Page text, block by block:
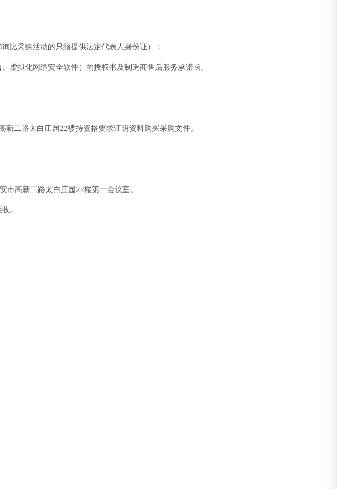
比采购活动的只须提供法定代表人身份证）；
虚拟化网络安全软件）的授权书及制造商售后服务承诺函。
二路太白庄园22楼持资格要求证明资料购买采购文件。
市高新二路太白庄园22楼第一会议室。
。